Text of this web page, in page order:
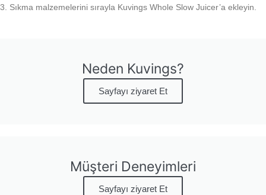
3. Sıkma malzemelerini sırayla Kuvings Whole Slow Juicer’a ekleyin.
Neden Kuvings?
Sayfayı ziyaret Et
Müşteri Deneyimleri
Sayfayı ziyaret Et